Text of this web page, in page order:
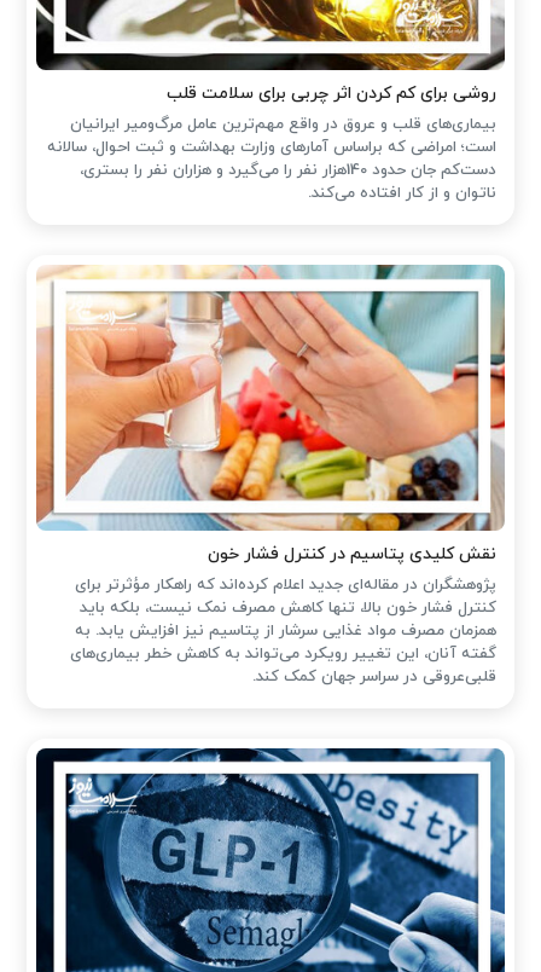
روشی برای کم کردن اثر چربی برای سلامت قلب
بیماری‌های قلب و عروق در واقع مهم‌ترین عامل مرگ‌ومیر ایرانیان
است؛ امراضی که براساس آمارهای وزارت بهداشت و ثبت احوال، سالانه
دست‌کم جان حدود 140هزار نفر را می‌گیرد و هزاران نفر را بستری،
ناتوان و از کار افتاده می‌کند.
نقش کلیدی پتاسیم در کنترل فشار خون
پژوهشگران در مقاله‌ای جدید اعلام کرده‌اند که راهکار مؤثرتر برای
کنترل فشار خون بالا، تنها کاهش مصرف نمک نیست، بلکه باید
همزمان مصرف مواد غذایی سرشار از پتاسیم نیز افزایش یابد. به
گفته آنان، این تغییر رویکرد می‌تواند به کاهش خطر بیماری‌های
قلبی‌عروقی در سراسر جهان کمک کند.